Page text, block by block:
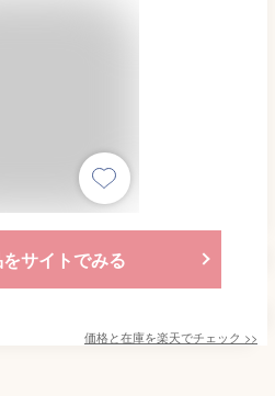
サイトでみる
価格と在庫を楽天でチェック >>